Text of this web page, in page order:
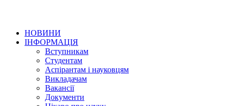
НОВИНИ
ІНФОРМАЦІЯ
Вступникам
Студентам
Аспірантам і науковцям
Викладачам
Вакансії
Документи